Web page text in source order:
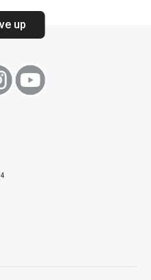
linea 4FOOD
up